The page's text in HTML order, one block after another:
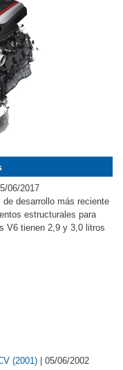
06/2017
desarrollo más reciente
estructurales para
V6 tienen 2,9 y 3,0 litros
(2001) | 05/06/2002